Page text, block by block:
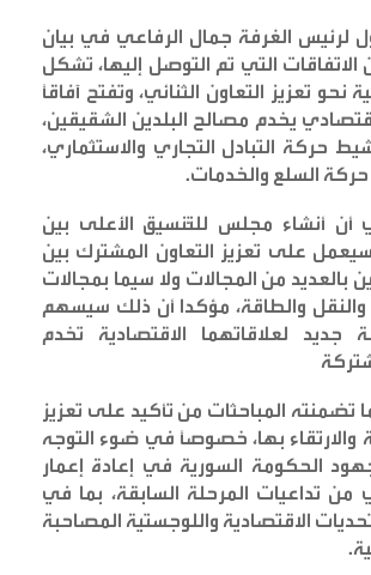
لرئيس الغرفة جمال الرفاعي في بيان
أن الاتفاقات التي تم التوصل إليها، تشكل
نحو تعزيز التعاون الثنائي، وتفتح آفاقًا
يخدم مصالح البلدين الشقيقين،
حركة التبادل التجاري والاستثماري،
حركة السلع والخدمات.
أن أنشاء مجلس للتَّنسيق الأعلى بين
على تعزيز التعاون المشترك بين
بالعديد من المجالات ولا سيما بمجالات
والنقل والطاقة، مؤكدا أن ذلك سيسهم
جديد لعلاقاتهما الاقتصادية تخدم
تضمنته المباحثات من تأكيد على تعزيز
والارتقاء بها، خصوصًا في ضوء التوجه
الحكومة السورية في إعادة إعمار
من تداعيات المرحلة السابقة، بما في
الاقتصادية واللوجستية المصاحبة
.